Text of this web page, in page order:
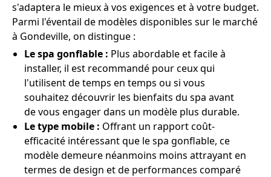
s'adaptera le mieux à vos exigences et à votre budget.
Parmi l'éventail de modèles disponibles sur le marché
à Gondeville, on distingue :
Le spa gonflable : Plus abordable et facile à
installer, il est recommandé pour ceux qui
l'utilisent de temps en temps ou si vous
souhaitez découvrir les bienfaits du spa avant
de vous engager dans un modèle plus durable.
Le type mobile : Offrant un rapport coût-
efficacité intéressant que le spa gonflable, ce
modèle demeure néanmoins moins attrayant en
termes de design et de performances comparé